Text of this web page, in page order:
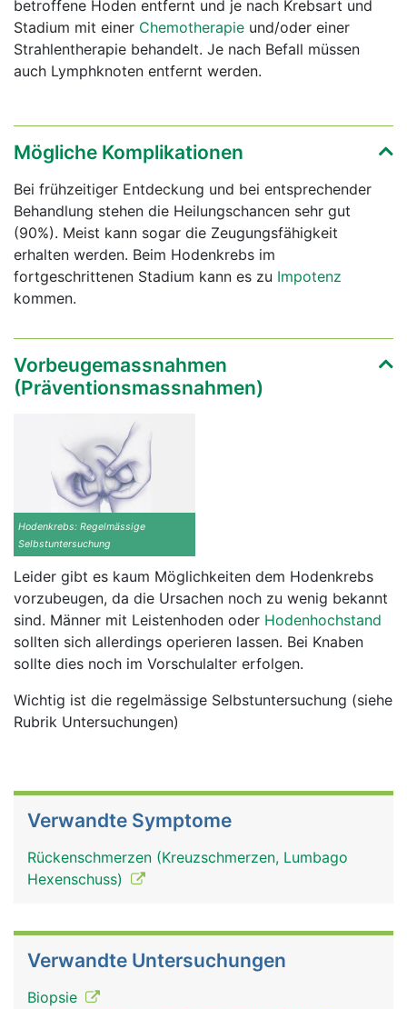
betroffene Hoden entfernt und je nach Krebsart und
Stadium mit einer Chemotherapie und/oder einer
Strahlentherapie behandelt. Je nach Befall müssen
auch Lymphknoten entfernt werden.
Mögliche Komplikationen
Bei frühzeitiger Entdeckung und bei entsprechender
Behandlung stehen die Heilungschancen sehr gut
(90%). Meist kann sogar die Zeugungsfähigkeit
erhalten werden. Beim Hodenkrebs im
fortgeschrittenen Stadium kann es zu Impotenz
kommen.
Vorbeugemassnahmen
(Präventionsmassnahmen)
Hodenkrebs: Regelmässige
Selbstuntersuchung
Leider gibt es kaum Möglichkeiten dem Hodenkrebs
vorzubeugen, da die Ursachen noch zu wenig bekannt
sind. Männer mit Leistenhoden oder Hodenhochstand
sollten sich allerdings operieren lassen. Bei Knaben
sollte dies noch im Vorschulalter erfolgen.
Wichtig ist die regelmässige Selbstuntersuchung (siehe
Rubrik Untersuchungen)
Verwandte Symptome
Rückenschmerzen (Kreuzschmerzen, Lumbago
Hexenschuss)
Verwandte Untersuchungen
Biopsie